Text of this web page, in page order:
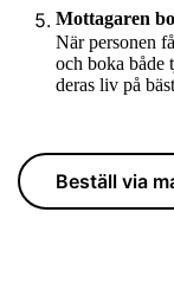
Mottagaren
När personen
och boka både
deras liv på
Beställ via